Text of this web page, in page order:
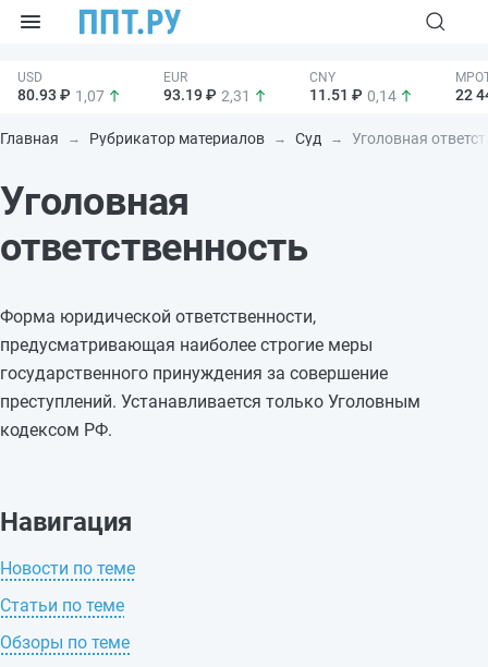
80.93 ₽ 1,07 93.19 ₽ 2,31 11.51 ₽ 0,14 22
Главная Рубрикатор материалов Суд Уголовная
Уголовная
ответственность
Форма юридической ответственности,
предусматривающая наиболее строгие меры
государственного принуждения за совершение
преступлений. Устанавливается только Уголовным
кодексом РФ.
Навигация
Новости по теме
Статьи по теме
Обзоры по теме